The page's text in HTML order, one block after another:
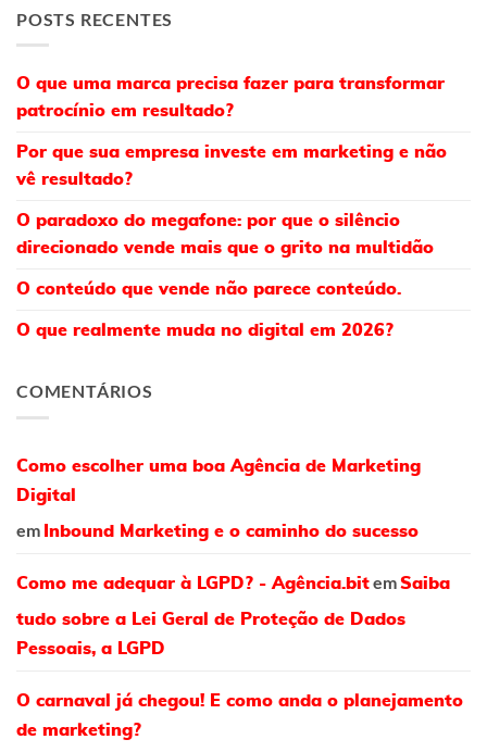
POSTS RECENTES
O que uma marca precisa fazer para transformar
patrocínio em resultado?
Por que sua empresa investe em marketing e não
vê resultado?
O paradoxo do megafone: por que o silêncio
direcionado vende mais que o grito na multidão
O conteúdo que vende não parece conteúdo.
O que realmente muda no digital em 2026?
COMENTÁRIOS
Como escolher uma boa Agência de Marketing
Digital
em Inbound Marketing e o caminho do sucesso
Como me adequar à LGPD? - Agência.bitemSaiba
tudo sobre a Lei Geral de Proteção de Dados
Pessoais, a LGPD
O carnaval já chegou! E como anda o planejamento
de marketing?